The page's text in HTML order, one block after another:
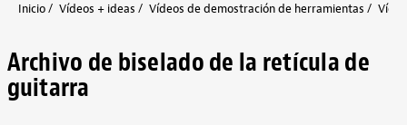
Inicio Vídeos + ideas Vídeos de demostración de herramientas
Archivo de biselado de la retícula de
guitarra